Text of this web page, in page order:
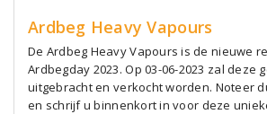
Ardbeg Heavy Vapours
De Ardbeg Heavy Vapours is de nieuwe
Ardbegday 2023. Op 03-06-2023 zal deze
uitgebracht en verkocht worden. Noteer
en schrijf u binnenkort in voor deze